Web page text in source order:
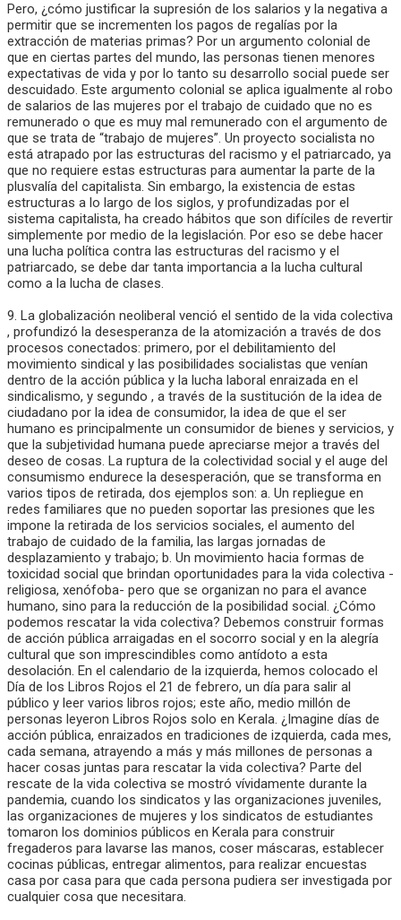
Pero, ¿cómo justificar la supresión de los salarios y la negativa a
permitir que se incrementen los pagos de regalías por la
extracción de materias primas? Por un argumento colonial de
que en ciertas partes del mundo, las personas tienen menores
expectativas de vida y por lo tanto su desarrollo social puede ser
descuidado. Este argumento colonial se aplica igualmente al robo
de salarios de las mujeres por el trabajo de cuidado que no es
remunerado o que es muy mal remunerado con el argumento de
que se trata de “trabajo de mujeres”. Un proyecto socialista no
está atrapado por las estructuras del racismo y el patriarcado, ya
que no requiere estas estructuras para aumentar la parte de la
plusvalía del capitalista. Sin embargo, la existencia de estas
estructuras a lo largo de los siglos, y profundizadas por el
sistema capitalista, ha creado hábitos que son difíciles de revertir
simplemente por medio de la legislación. Por eso se debe hacer
una lucha política contra las estructuras del racismo y el
patriarcado, se debe dar tanta importancia a la lucha cultural
como a la lucha de clases.
9. La globalización neoliberal venció el sentido de la vida colectiva
, profundizó la desesperanza de la atomización a través de dos
procesos conectados: primero, por el debilitamiento del
movimiento sindical y las posibilidades socialistas que venían
dentro de la acción pública y la lucha laboral enraizada en el
sindicalismo, y segundo , a través de la sustitución de la idea de
ciudadano por la idea de consumidor, la idea de que el ser
humano es principalmente un consumidor de bienes y servicios, y
que la subjetividad humana puede apreciarse mejor a través del
deseo de cosas. La ruptura de la colectividad social y el auge del
consumismo endurece la desesperación, que se transforma en
varios tipos de retirada, dos ejemplos son: a. Un repliegue en
redes familiares que no pueden soportar las presiones que les
impone la retirada de los servicios sociales, el aumento del
trabajo de cuidado de la familia, las largas jornadas de
desplazamiento y trabajo; b. Un movimiento hacia formas de
toxicidad social que brindan oportunidades para la vida colectiva -
religiosa, xenófoba- pero que se organizan no para el avance
humano, sino para la reducción de la posibilidad social. ¿Cómo
podemos rescatar la vida colectiva? Debemos construir formas
de acción pública arraigadas en el socorro social y en la alegría
cultural que son imprescindibles como antídoto a esta
desolación. En el calendario de la izquierda, hemos colocado el
Día de los Libros Rojos el 21 de febrero, un día para salir al
público y leer varios libros rojos; este año, medio millón de
personas leyeron Libros Rojos solo en Kerala. ¿Imagine días de
acción pública, enraizados en tradiciones de izquierda, cada mes,
cada semana, atrayendo a más y más millones de personas a
hacer cosas juntas para rescatar la vida colectiva? Parte del
rescate de la vida colectiva se mostró vívidamente durante la
pandemia, cuando los sindicatos y las organizaciones juveniles,
las organizaciones de mujeres y los sindicatos de estudiantes
tomaron los dominios públicos en Kerala para construir
fregaderos para lavarse las manos, coser máscaras, establecer
cocinas públicas, entregar alimentos, para realizar encuestas
casa por casa para que cada persona pudiera ser investigada por
cualquier cosa que necesitara.